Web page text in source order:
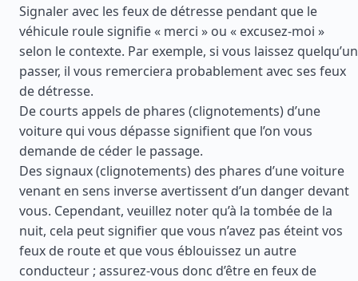
Signaler avec les feux de détresse pendant que le
véhicule roule signifie « merci » ou « excusez-moi »
selon le contexte. Par exemple, si vous laissez quelqu’un
passer, il vous remerciera probablement avec ses feux
de détresse.
De courts appels de phares (clignotements) d’une
voiture qui vous dépasse signifient que l’on vous
demande de céder le passage.
Des signaux (clignotements) des phares d’une voiture
venant en sens inverse avertissent d’un danger devant
vous. Cependant, veuillez noter qu’à la tombée de la
nuit, cela peut signifier que vous n’avez pas éteint vos
feux de route et que vous éblouissez un autre
conducteur ; assurez-vous donc d’être en feux de